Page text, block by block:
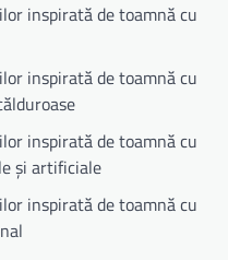
inspirată de toamnă cu
inspirată de toamnă cu
inspirată de toamnă cu
și artificiale
inspirată de toamnă cu